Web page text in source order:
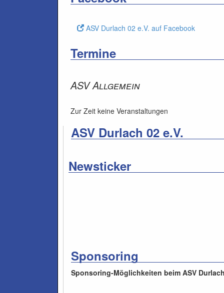
ASV Durlach 02 e.V. auf Facebook
Termine
ASV Allgemein
Zur Zeit keine Veranstaltungen
ASV Durlach 02 e.V.
Newsticker
Sponsoring
Sponsoring-Möglichkeiten beim ASV